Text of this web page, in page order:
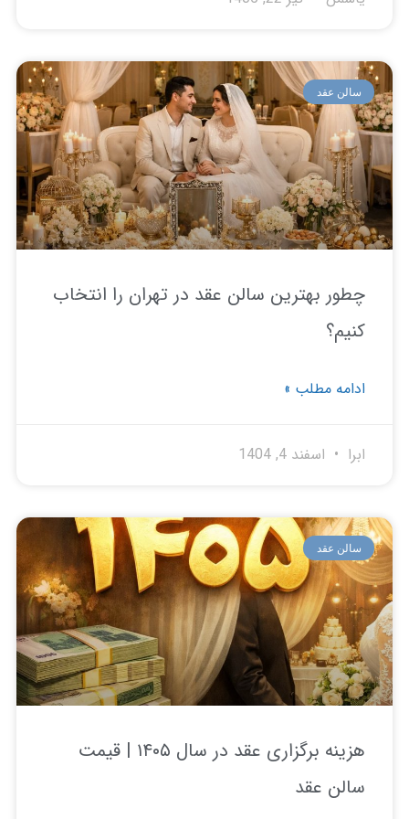
عقد
بهترین سالن عقد در تهران را انتخاب
مطلب »
اسفند 4, 1404
عقد
هزینه برگزاری عقد در سال ۱۴۰۵ | قیمت
عقد